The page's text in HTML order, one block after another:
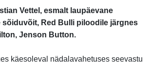
Vettel, esmalt laupäevane
Red Bulli piloodile järgnes
Jenson Button.
käesoleval nädalavahetuses seevastu